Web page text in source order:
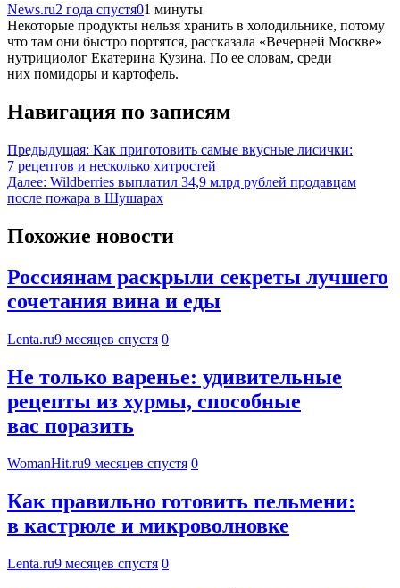
News.ru2 года спустя01 минуты
Некоторые продукты нельзя хранить в холодильнике, потому
что там они быстро портятся, рассказала «Вечерней Москве»
нутрициолог Екатерина Кузина. По ее словам, среди
них помидоры и картофель.
Навигация по записям
Предыдущая: Как приготовить самые вкусные лисички:
7 рецептов и несколько хитростей
Далее: Wildberries выплатил 34,9 млрд рублей продавцам
после пожара в Шушарах
Похожие новости
Россиянам раскрыли секреты лучшего
сочетания вина и еды
Lenta.ru9 месяцев спустя 0
Не только варенье: удивительные
рецепты из хурмы, способные
вас поразить
WomanHit.ru9 месяцев спустя 0
Как правильно готовить пельмени:
в кастрюле и микроволновке
Lenta.ru9 месяцев спустя 0